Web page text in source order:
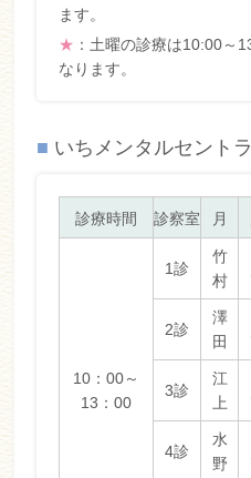
ます。
★ ：土曜の診療は10:00～
なります。
■ いちメンタルセント
診療時間 診察室 月
10：00～
13：00
1診
竹
村
2診
澤
田
3診
江
上
4診
水
野